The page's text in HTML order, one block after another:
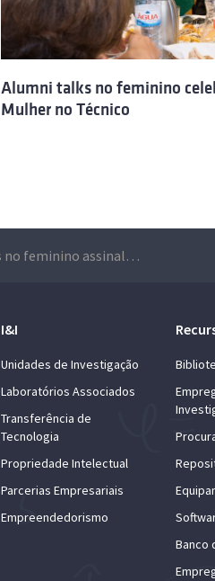
Alumni talks no feminino
Mulher no Técnico
Alumni Talks no feminino assinalam 8 de março
I&I
Unidades de Investigação
Laboratórios Associados
Transferência de
Tecnologia
Propriedade Intelectual
Parcerias Empresariais
Empreendedorismo
Banco